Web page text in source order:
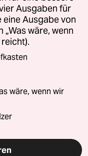
Ausgaben für
Ausgabe von
wäre, wenn
wäre, wenn wir